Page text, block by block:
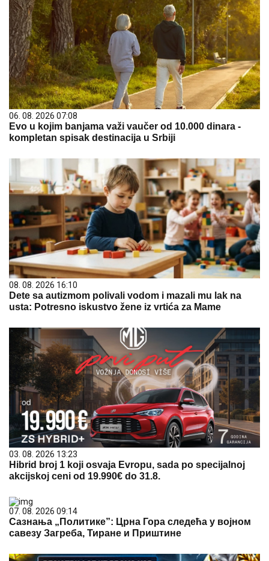
06. 08. 2026 07:08
Evo u kojim banjama važi vaučer od 10.000 dinara -
kompletan spisak destinacija u Srbiji
08. 08. 2026 16:10
Dete sa autizmom polivali vodom i mazali mu lak na
usta: Potresno iskustvo žene iz vrtića za Mame
03. 08. 2026 13:23
Hibrid broj 1 koji osvaja Evropu, sada po specijalnoj
akcijskoj ceni od 19.990€ do 31.8.
07. 08. 2026 09:14
Сазнања „Политике”: Црна Гора следећа у војном
савезу Загреба, Тиране и Приштине